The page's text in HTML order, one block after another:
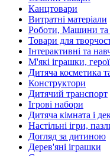
Канцтовари
Витратні матеріали
Роботи, Машини та
Товари для
Інтерактивні та
М'які іграшки,
Дитяча косметика
Конструктори
Дитячий транспорт
Ігрові набори
Дитяча кімната і
Настільні ігри,
Догляд за дитиною
Дерев'яні іграшки